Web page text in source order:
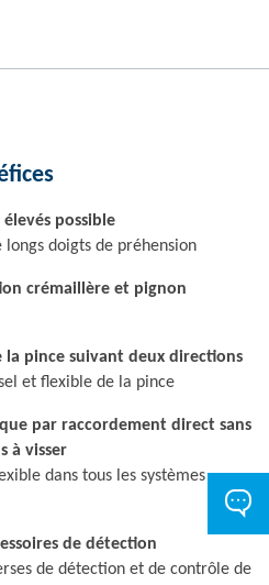
possible
doigts de préhension
crémaillère et pignon
la pince suivant deux directions
et flexible de la pince
par raccordement direct sans
à visser
dans tous les systèmes
de détection
de détection et de contrôle de